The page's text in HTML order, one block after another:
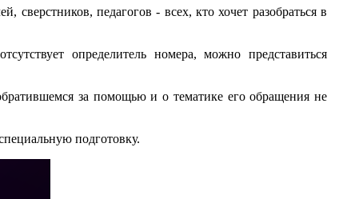
педагогов - всех, кто хочет разобраться в
определитель номера, можно представиться
за помощью и о тематике его обращения не
подготовку.